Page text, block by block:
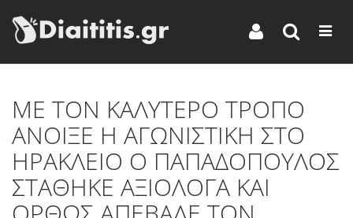
ME TON KAΛΥΤΕΡΟ ΤΡΟΠΟ
ΑΝΟΙΞΕ Η ΑΓΩΝΙΣΤΙΚΗ ΣΤΟ
ΗΡΑΚΛΕΙΟ Ο ΠΑΠΑΔΟΠΟΥΛΟΣ
ΣΤΑΘΗΚΕ ΑΞΙΟΛΟΓΑ ΚΑΙ